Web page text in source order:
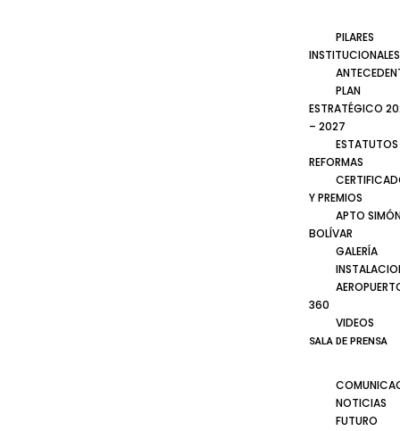
PILARES
INSTITUCIONALES
PLAN
ESTRATÉGICO
– 2027
ESTATUTOS
REFORMAS
Y PREMIOS
APTO
BOLÍVAR
GALERÍA
360
VIDEOS
SALA DE PRENSA
NOTICIAS
FUTURO